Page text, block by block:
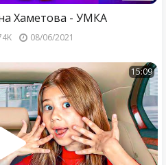
Хаметова - УМКА
08/06/2021
15:09